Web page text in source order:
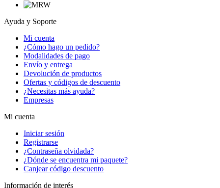
Ayuda y Soporte
Mi cuenta
¿Cómo hago un pedido?
Modalidades de pago
Envío y entrega
Devolución de productos
Ofertas y códigos de descuento
¿Necesitas más ayuda?
Empresas
Mi cuenta
Iniciar sesión
Registrarse
¿Contraseña olvidada?
¿Dónde se encuentra mi paquete?
Canjear código descuento
Información de interés